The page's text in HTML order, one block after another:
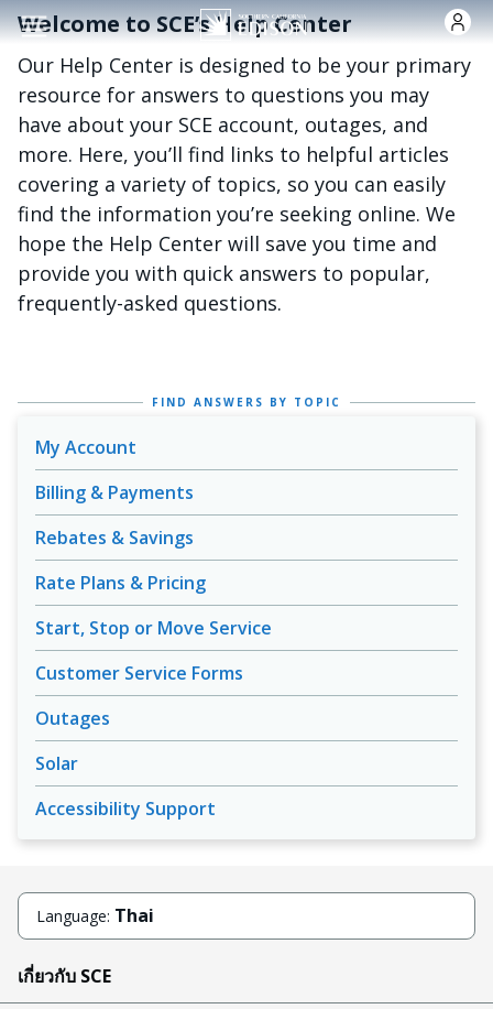
Skip to main content
Welcome to SCE’s Help Center
Our Help Center is designed to be your primary
resource for answers to questions you may
have about your SCE account, outages, and
more. Here, you’ll find links to helpful articles
covering a variety of topics, so you can easily
find the information you’re seeking online. We
hope the Help Center will save you time and
provide you with quick answers to popular,
frequently-asked questions.
FIND ANSWERS BY TOPIC
My Account
Billing & Payments
Rebates & Savings
Rate Plans & Pricing
Start, Stop or Move Service
Customer Service Forms
Outages
Solar
Accessibility Support
Language: Thai
เกี่ยวกับ SCE